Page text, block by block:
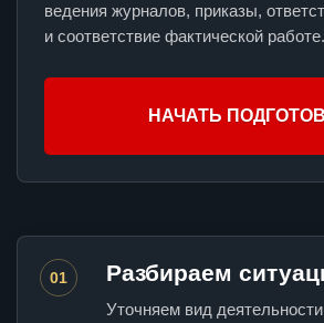
ведения журналов, приказы,
и соответствие фактической работе.
НАЧАТЬ
01 Разбираем
Уточняем вид